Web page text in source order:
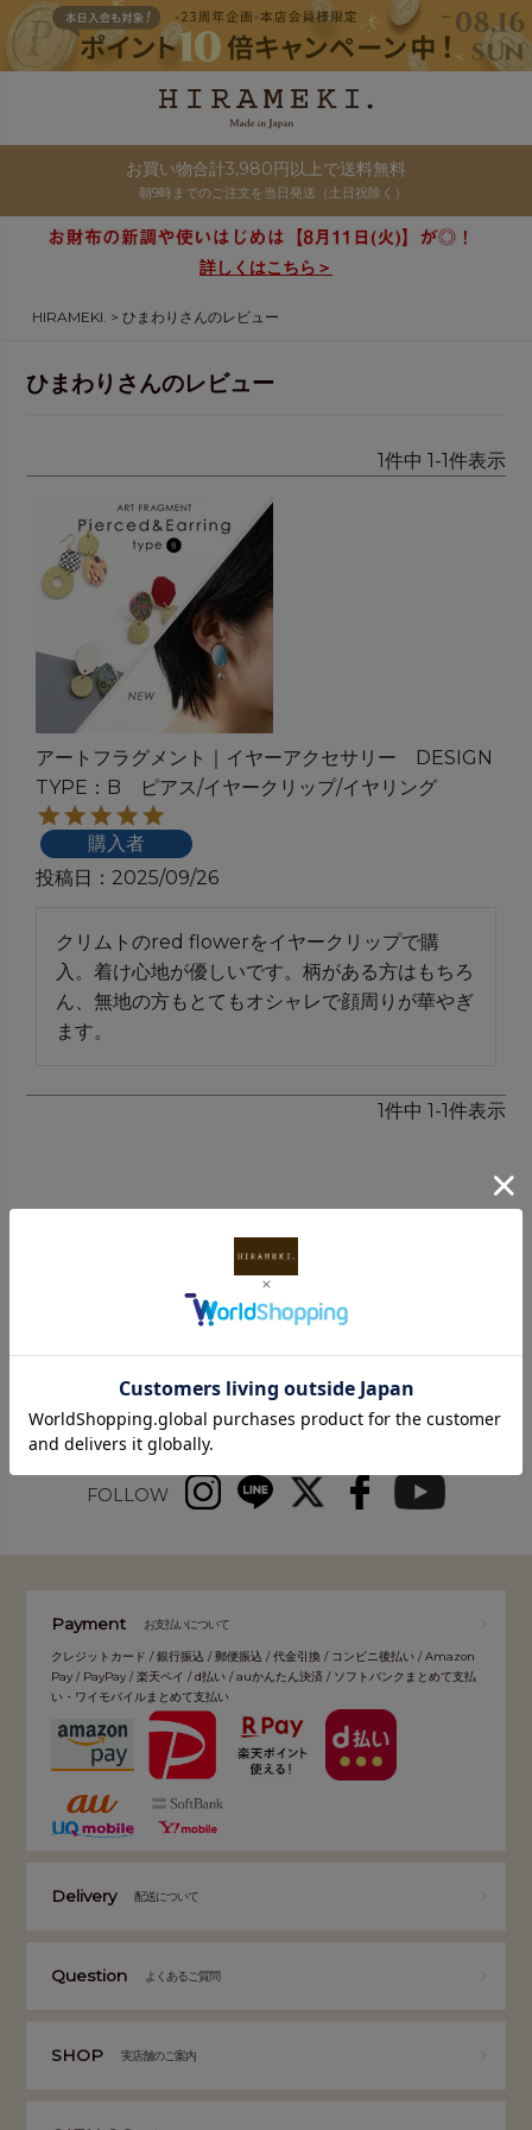
お買い物合計3,980円以上で送料無料
朝9時までのご注文を当日発送（土日祝除く）
詳しくはこちら＞
HIRAMEKI. ひまわりさんのレビュー
ひまわりさんのレビュー
1件中 1 -1件表示
アートフラグメント｜イヤーアクセサリー DESIGN
TYPE：B ピアス/イヤークリップ/イヤリング
購入者
投稿日
2025/09/26
クリムトのred flowerをイヤークリップで購
入。着け心地が優しいです。柄がある方はもちろ
ん、無地の方もとてもオシャレで顔周りが華やぎ
ます。
1件中 1 -1件表示
INFORMATION
FOLLOW
Payment お支払いについて
クレジットカード / 銀行振込 / 郵便振込 / 代金引換 / コンビニ後払い / Amazon
Pay / PayPay / 楽天ペイ / d払い / auかんたん決済 / ソフトバンクまとめて支払
い・ワイモバイルまとめて支払い
Delivery 配送について
Question よくあるご質問
SHOP 実店舗のご案内